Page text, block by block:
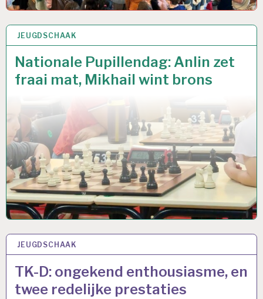
JEUGDSCHAAK
Nationale Pupillendag: Anlin zet
fraai mat, Mikhail wint brons
24 JUN 2026
JEUGDSCHAAK
TK-D: ongekend enthousiasme, en
twee redelijke prestaties
4 JUN 2026